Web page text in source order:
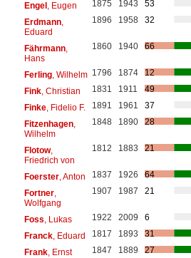
Engel, Eugen 1875 1943
53
Erdmann,
Eduard
1896 1958 32
Fährmann,
Hans
1860 1940 66
Ferling, Wilhelm 1796 1874
12
Fink, Christian 1831 1911
49
Finke, Fidelio F. 1891 1961
37
Fitzenhagen,
Wilhelm
1848 1890 28
Flotow,
Friedrich von
1812 1883 21
Foerster, Anton 1837 1926
64
Fortner,
Wolfgang
1907 1987 21
Foss , Lukas 1922 2009
6
Franck, Eduard 1817 1893
31
Frank, Ernst 1847 1889
27